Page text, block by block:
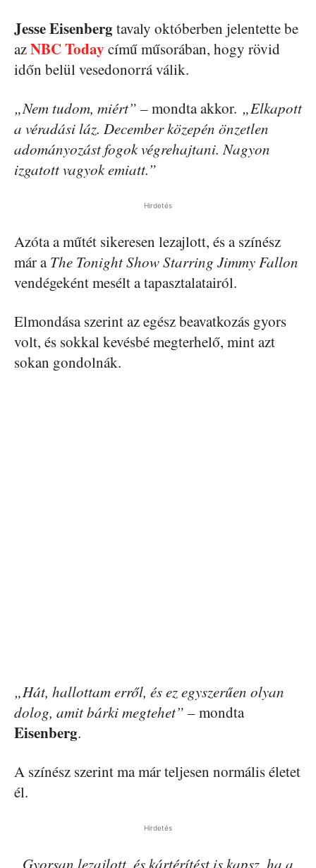
Jesse Eisenbergtavaly októberben jelentette be
azNBC Today című műsorában, hogy rövid
időn belül vesedonorrá válik.
„Nem tudom, miért” – mondta akkor. „Elkapott
a véradási láz. December közepén önzetlen
adományozást fogok végrehajtani. Nagyon
izgatott vagyok emiatt.”
Hirdetés
Azóta a műtét sikeresen lezajlott, és a színész
már aThe Tonight Show Starring Jimmy Fallon
vendégeként mesélt a tapasztalatairól.
Elmondása szerint az egész beavatkozás gyors
volt, és sokkal kevésbé megterhelő, mint azt
sokan gondolnák.
„Hát, hallottam erről, és ez egyszerűen olyan
dolog, amit bárki megtehet” – mondta
Eisenberg.
A színész szerint ma már teljesen normális életet
él.
Hirdetés
„Gyorsan lezajlott, és kártérítést is kapsz, ha a